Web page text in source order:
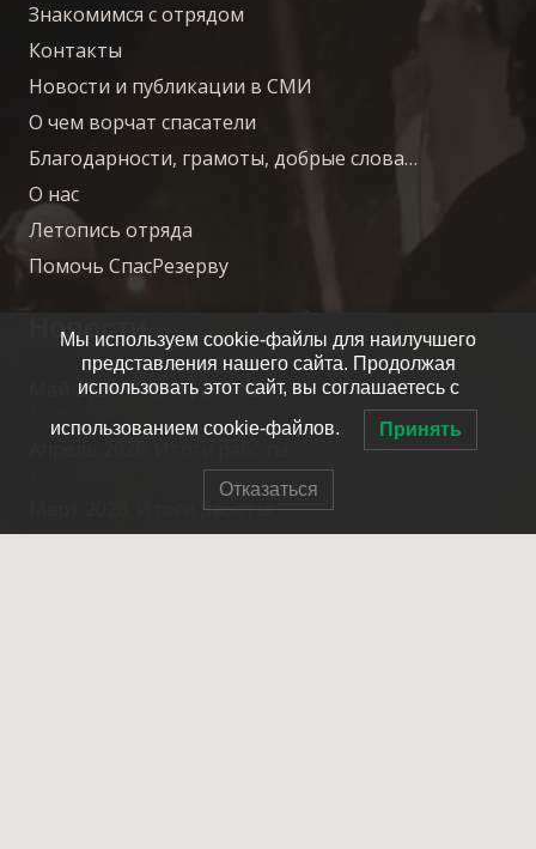
Знакомимся с отрядом
Контакты
Новости и публикации в СМИ
О чем ворчат спасатели
Благодарности, грамоты, добрые слова…
О нас
Летопись отряда
Помочь СпасРезерву
Новости
Май 2026. Итоги работы.
Март 2026. Итоги работы.
15.04.2026
Мы используем cookie-файлы для наилучшего
представления нашего сайта. Продолжая
использовать этот сайт, вы соглашаетесь с
использованием cookie-файлов. Принять
Отказаться